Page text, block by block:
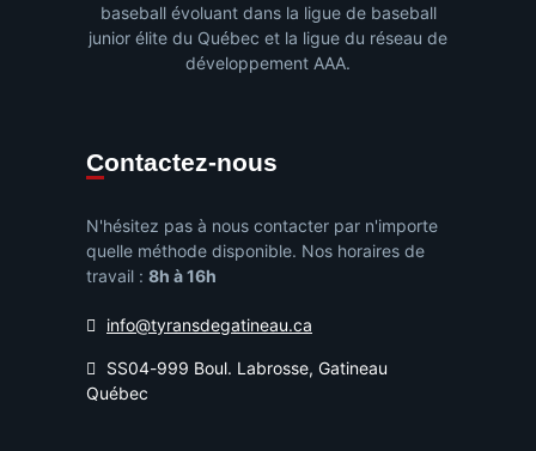
baseball évoluant dans la ligue de baseball
junior élite du Québec et la ligue du réseau de
développement AAA.
Contactez-nous
N'hésitez pas à nous contacter par n'importe
quelle méthode disponible. Nos horaires de
travail : 8h à 16h
info@tyransdegatineau.ca
SS04-999 Boul. Labrosse, Gatineau
Québec